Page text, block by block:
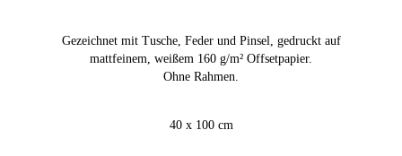
Gezeichnet mit Tusche, Feder und Pinsel, gedruckt auf
mattfeinem, weißem 160 g/m² Offsetpapier.
Ohne Rahmen.
40 x 100 cm